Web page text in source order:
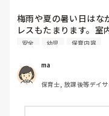
梅雨や夏の暑い日はな
レスもたまります。室
すか？⭐︎アイデアをよ
安全 幼児 保育内容
ma
保育士, 放課後等デイサ